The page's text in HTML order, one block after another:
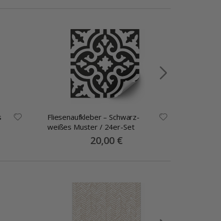
Fliesenaufkleber – Schwarz-
weißes Muster / 24er-Set
Special
Price
20,00 €